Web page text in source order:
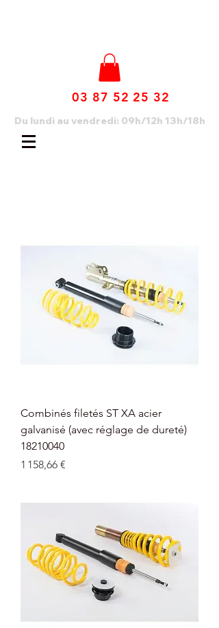
03 87 52 25 32
Du lundi au vendredi: 09h/12h 13h/18h
Combinés filetés ST XA acier
galvanisé (avec réglage de dureté)
18210040
Prix
1 158,66 €